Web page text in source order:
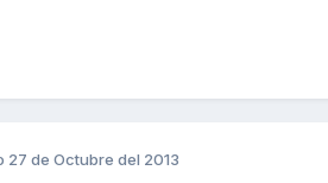
27 de Octubre del 2013